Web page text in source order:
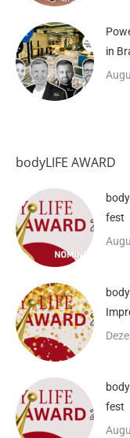
in
bodyLIFE AWARD
fest
fest